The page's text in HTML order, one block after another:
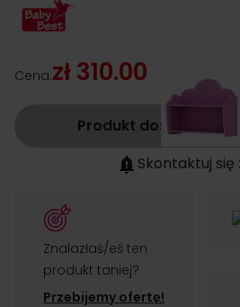
Cena:zł 310.00
Produkt dostępny na
Skontaktuj się
Znalazłaś/eś ten
produkt taniej?
Przebijemy ofertę!